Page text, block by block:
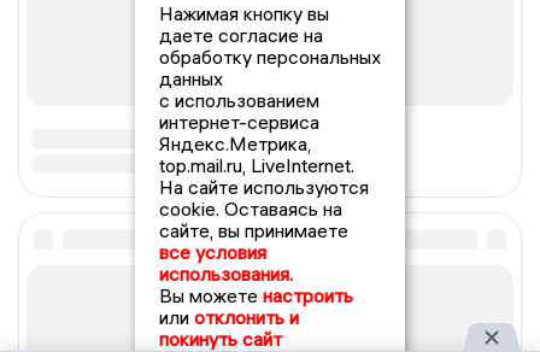
Нажимая кнопку вы
даете согласие на
обработку персональных
данных
с использованием
интернет-сервиса
Яндекс.Метрика,
top.mail.ru, LiveInternet.
На сайте используются
cookie. Оставаясь на
сайте, вы принимаете
все условия
использования.
Вы можете настроить
или отклонить и
покинуть сайт